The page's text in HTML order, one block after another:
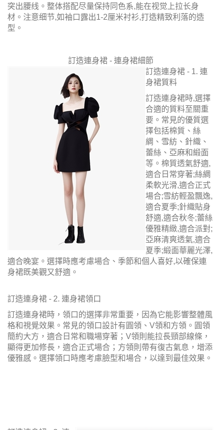
突出腰线。整体搭配尽量保持同色系,能在视觉上拉长身
材。注意细节,如袖口露出1-2厘米衬衫,打造精致利落的造
型。
訂造連身裙 - 連身裙細節
訂造連身裙 - 1. 連
身裙質料
訂造連身裙時,選擇
合適的質料至關重
要。常見的優質選
擇包括棉質、絲
綢、雪紡、針織、
蕾絲、亞麻和緞面
等。棉質透氣舒適,
適合日常穿著;絲綢
柔軟光滑,適合正式
場合;雪紡輕盈飄逸,
適合夏季;針織貼身
舒適,適合秋冬;蕾絲
優雅精緻,適合派對;
亞麻清爽透氣,適合
夏季;緞面華麗光澤,
適合晚宴。選擇時應考慮場合、季節和個人喜好,以確保連
身裙既美觀又舒適。
訂造連身裙 - 2. 連身裙領口
訂造連身裙時，領口的選擇非常重要，因為它能影響整體風
格和視覺效果。常見的領口設計有圓領、V領和方領。圓領
簡約大方，適合日常和職場穿著；V領則能拉長頸部線條，
顯得更加修長，適合正式場合；方領則帶有復古氣息，增添
優雅感。選擇領口時應考慮臉型和場合，以達到最佳效果。